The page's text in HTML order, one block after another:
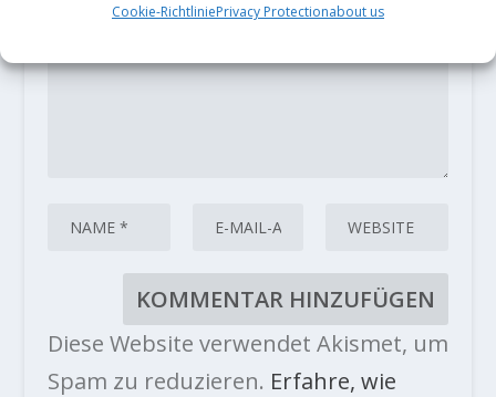
Cookie-RichtliniePrivacy Protectionabout us
Diese Website verwendet Akismet, um
Spam zu reduzieren. Erfahre, wie